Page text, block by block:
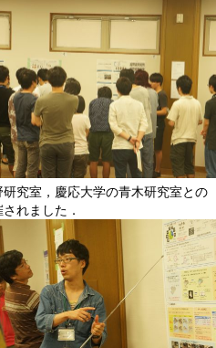
究室，慶応大学の青木研究室との
れました．